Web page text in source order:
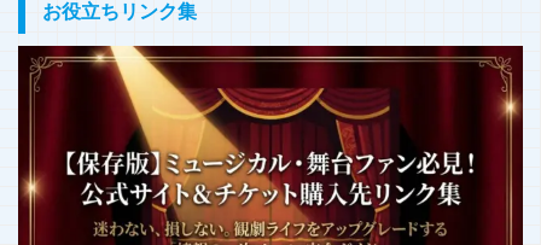
お役立ちリンク集